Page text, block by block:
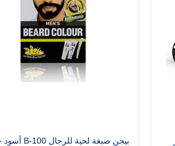
بيجن صبغة لحية للرجال B-100 أسود حقيقي